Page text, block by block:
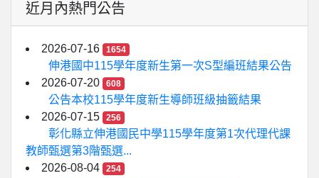
近月內熱門公告
2026-07-16 1654
伸港國中115學年度新生第一次S型編班結果公告
2026-07-20
608
公告本校115學年度新生導師班級抽籤結果
2026-07-15
256
彰化縣立伸港國民中學115學年度第1次代理代課
教師甄選第3階甄選...
2026-08-04
254